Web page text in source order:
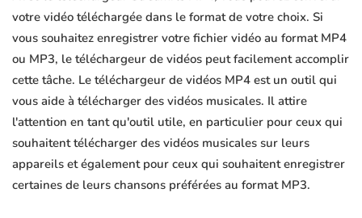
votre vidéo téléchargée dans le format de votre choix. Si
vous souhaitez enregistrer votre fichier vidéo au format MP4
ou MP3, le téléchargeur de vidéos peut facilement accomplir
cette tâche. Le téléchargeur de vidéos MP4 est un outil qui
vous aide à télécharger des vidéos musicales. Il attire
l'attention en tant qu'outil utile, en particulier pour ceux qui
souhaitent télécharger des vidéos musicales sur leurs
appareils et également pour ceux qui souhaitent enregistrer
certaines de leurs chansons préférées au format MP3.